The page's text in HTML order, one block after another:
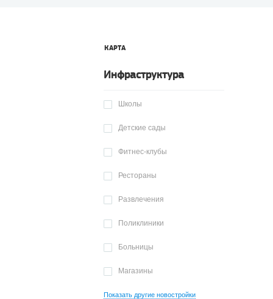
КАРТА
Инфраструктура
Школы
Детские сады
Фитнес-клубы
Рестораны
Развлечения
Поликлиники
Больницы
Магазины
Показать другие новостройки